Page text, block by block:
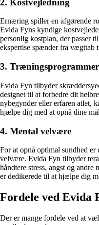
Ernæring spiller en afgørende
Evida Fyns kyndige
personlig kostplan, der passer
ekspertise spænder fra vægttab
3. Træningsprogrammer
Evida Fyn tilbyder
designet til at forbedre dit
nybegynder eller erfaren atlet,
hjælpe dig med at opnå dine
4. Mental velvære
For at opnå optimal sundhed er
velvære. Evida Fyn tilbyder
håndtere stress, angst og andre
er dedikerede til at hjælpe dig
Fordele ved Evida
Der er mange fordele ved at